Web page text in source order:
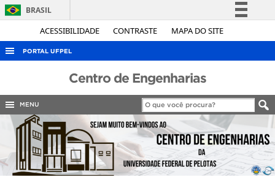
ACESSIBILIDADE CONTRASTE MAPA DO SITE
BRASIL
Simplifique!
Acesso à informação
Legislação
Canais
PORTAL UFPEL
COBALTO
CONCURSOS
EDITAIS
INTERNACIONAL
Centro de Engenharias
MENU